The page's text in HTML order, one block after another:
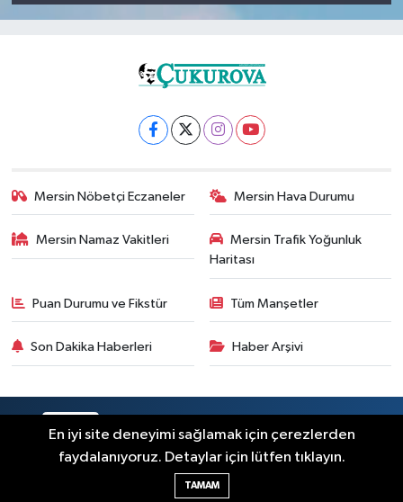
Mersin Nöbetçi Eczaneler Mersin Hava Durumu
Mersin Namaz Vakitleri
Mersin Trafik Yoğunluk
Haritası
Puan Durumu ve Fikstür Tüm Manşetler
Son Dakika Haberleri Haber Arşivi
Haber Yazılımı:
En iyi site deneyimi sağlamak için çerezlerden
faydalanıyoruz. Detaylar için lütfen tıklayın.
TAMAM